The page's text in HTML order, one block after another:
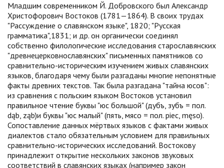
Младшим современником Й. Добровского был Александр
Христофорович Востоков (1781—1864). В своих трудах
"Рассуждение о славянском языке", 1820; "Русская
грамматика",1831; и др. он органически соединял
собственно филологические исследования старославянских
"древнецерковнославянских" письменных памятников со
сравнительно-историческим изучением живых славянских
языков, благодаря чему были разгаданы многие непонятные
факты древних текстов. Так была разгадана "тайна юсов":
из сравнения с польским языком Востоков установил
правильное чтение буквы "юс большой" (дубъ, зубъ = пол.
dąb, ząb)и буквы "юс малый" (пять, мясо = пол. piec, męso).
Сопоставление данных мёртвых языков с фактами живых
диалектов стало обязательным условием для правильных
сравнительно-исторических исследований. Востокову
принадлежит открытие нескольких законов звуковых
соответствий в славянских языках (например закон